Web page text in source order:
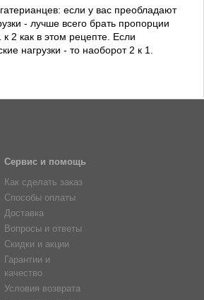
если у вас преобладают
- лучше всего брать пропорции
2 как в этом рецепте. Если
нагрузки - то наоборот 2 к 1.
Сервис и помощь
Как сделать заказ
Способы оплаты
Доставка
Вопросы и ответы
Скидки и акции
Гарантии и
качество
Условия возврата